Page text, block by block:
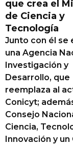
que crea el
de Ciencia y
Tecnología
Junto con él se
una Agencia
Investigación y
Desarrollo, que
reemplaza al
Conicyt;
Consejo
Ciencia,
Innovación y un